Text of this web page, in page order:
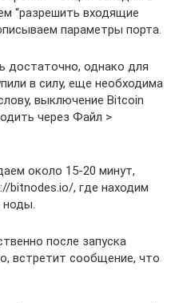
“разрешить входящие
параметры порта.
достаточно, однако для
в силу, еще необходима
выключение Bitcoin
через Файл >
около 15-20 минут,
bitnodes.io/, где находим
ноды.
после запуска
встретит сообщение, что